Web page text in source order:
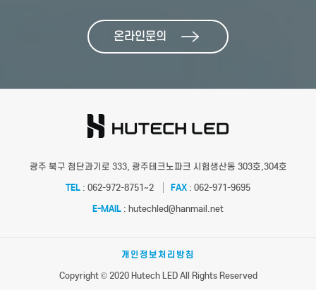
온라인문의
광주 북구 첨단과기로 333, 광주테크노파크 시험생산동 303호,304호
TEL : 062-972-8751~2 FAX : 062-971-9695
E-MAIL : hutechled@hanmail.net
개인정보처리방침
Copyright © 2020 Hutech LED All Rights Reserved